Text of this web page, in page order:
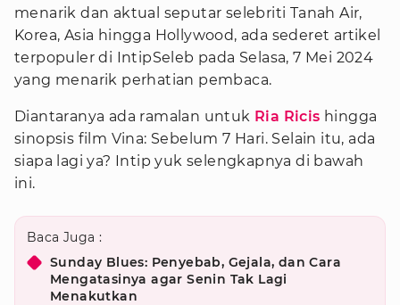
menarik dan aktual seputar selebriti Tanah Air,
Korea, Asia hingga Hollywood, ada sederet artikel
terpopuler di IntipSeleb pada Selasa, 7 Mei 2024
yang menarik perhatian pembaca.
Diantaranya ada ramalan untuk Ria Ricis hingga
sinopsis film Vina: Sebelum 7 Hari. Selain itu, ada
siapa lagi ya? Intip yuk selengkapnya di bawah
ini.
Baca Juga :
Sunday Blues: Penyebab, Gejala, dan Cara
Mengatasinya agar Senin Tak Lagi
Menakutkan